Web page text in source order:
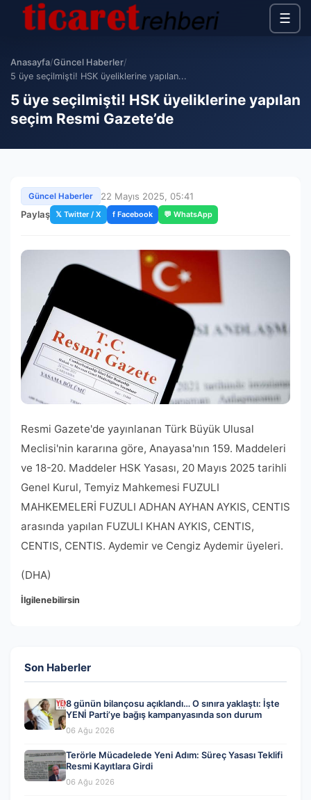
☰
Anasayfa/Güncel Haberler/
5 üye seçilmişti! HSK üyeliklerine yapılan...
5 üye seçilmişti! HSK üyeliklerine yapılan
seçim Resmi Gazete’de
Güncel Haberler
22 Mayıs 2025, 05:41
Paylaş 𝕏 Twitter / X f Facebook 💬 WhatsApp
Resmi Gazete'de yayınlanan Türk Büyük Ulusal
Meclisi'nin kararına göre, Anayasa'nın 159. Maddeleri
ve 18-20. Maddeler HSK Yasası, 20 Mayıs 2025 tarihli
Genel Kurul, Temyiz Mahkemesi FUZULI
MAHKEMELERİ FUZULI ADHAN AYHAN AYKIS, CENTIS
arasında yapılan FUZULI KHAN AYKIS, CENTIS,
CENTIS, CENTIS. Aydemir ve Cengiz Aydemir üyeleri.
(DHA)
İlgilenebilirsin
Son Haberler
8 günün bilançosu açıklandı… O sınıra yaklaştı: İşte
YENİ Parti’ye bağış kampanyasında son durum
06 Ağu 2026
Terörle Mücadelede Yeni Adım: Süreç Yasası Teklifi
Resmi Kayıtlara Girdi
06 Ağu 2026